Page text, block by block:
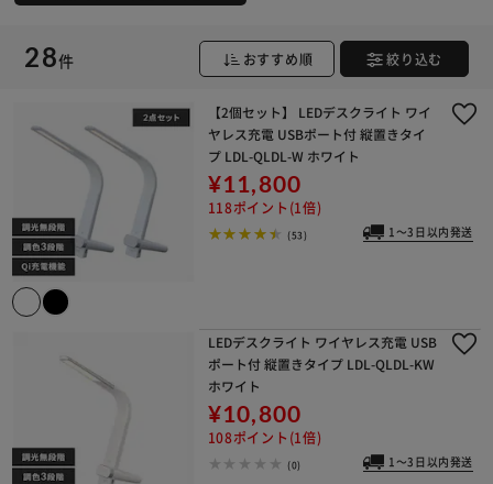
28件 おすすめ順 絞り込む
【2個セット】 LEDデスクライト ワイ
ヤレス充電 USBポート付 縦置きタイ
プ LDL-QLDL-W ホワイト
¥11,800
118ポイント(1倍)
(53) 1～3日以内発送
LEDデスクライト ワイヤレス充電 USB
ポート付 縦置きタイプ LDL-QLDL-KW
ホワイト
¥10,800
108ポイント(1倍)
(0) 1～3日以内発送